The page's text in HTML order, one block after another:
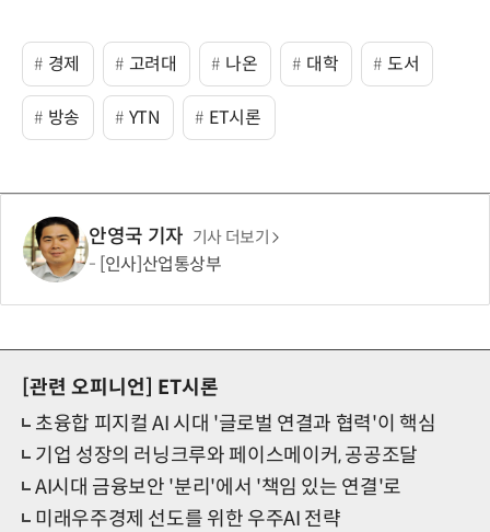
경제 고려대 나온 대학 도서
방송 YTN ET시론
안영국 기자 기사 더보기
[인사]산업통상부
[관련 오피니언]
ET시론
초융합 피지컬 AI 시대 '글로벌 연결과 협력'이 핵심
기업 성장의 러닝크루와 페이스메이커, 공공조달
AI시대 금융보안 '분리'에서 '책임 있는 연결'로
미래우주경제 선도를 위한 우주AI 전략